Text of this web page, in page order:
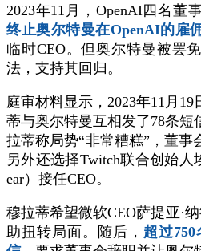
2023年11月，OpenAI四名董
终止奥尔特曼在OpenAI的雇
临时CEO。但奥尔特曼被罢
法，支持其回归。
庭审材料显示，2023年11月
蒂与奥尔特曼互相发了78条短
拉蒂称局势“非常糟糕”，董事
另外还选择Twitch联合创始人
ear）接任CEO。
穆拉蒂希望微软CEO萨提亚·
助扭转局面。随后， 超过